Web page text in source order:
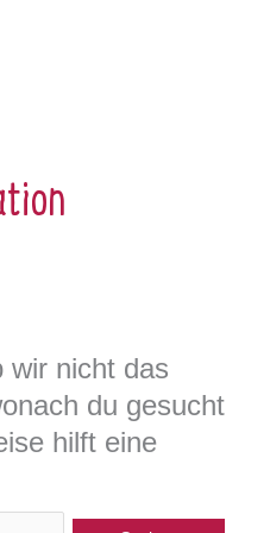
wir nicht das
du gesucht
hilft eine